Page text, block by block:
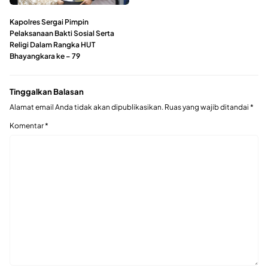
Kapolres Sergai Pimpin
Pelaksanaan Bakti Sosial Serta
Religi Dalam Rangka HUT
Bhayangkara ke – 79
Tinggalkan Balasan
Alamat email Anda tidak akan dipublikasikan. Ruas yang wajib ditandai *
Komentar*